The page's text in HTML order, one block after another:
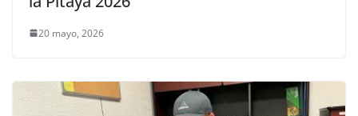
20 mayo, 2026